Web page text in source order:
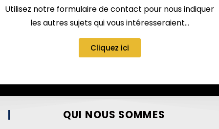
Utilisez notre formulaire de contact pour nous indiquer
les autres sujets qui vous intéresseraient…
Cliquez ici
QUI NOUS SOMMES